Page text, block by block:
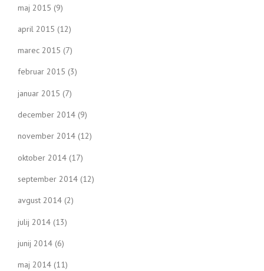
maj 2015 (9)
april 2015 (12)
marec 2015 (7)
februar 2015 (3)
januar 2015 (7)
december 2014 (9)
november 2014 (12)
oktober 2014 (17)
september 2014 (12)
avgust 2014 (2)
julij 2014 (13)
junij 2014 (6)
maj 2014 (11)